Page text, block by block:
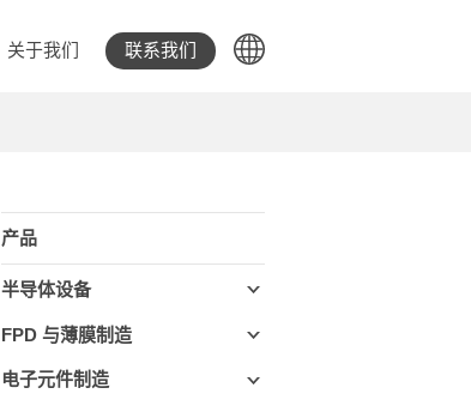
关于我们 联系我们
产品
半导体设备
FPD 与薄膜制造
电子元件制造